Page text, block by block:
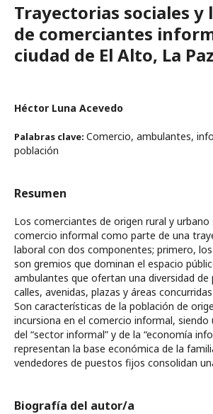
Trayectorias sociales y
de comerciantes
ciudad de El Alto, La
Héctor Luna Acevedo
Palabras clave: Comercio, ambulantes,
población
Resumen
Los comerciantes de origen rural y urbano
comercio informal como parte de una
laboral con dos componentes; primero,
son gremios que dominan el espacio
ambulantes que ofertan una diversidad de
calles, avenidas, plazas y áreas
Son características de la población de
incursiona en el comercio informal,
del “sector informal” y de la “economía
representan la base económica de la
vendedores de puestos fijos consolidan
Biografía del autor/a